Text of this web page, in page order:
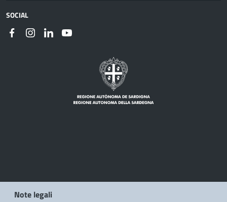
SOCIAL
Note legali